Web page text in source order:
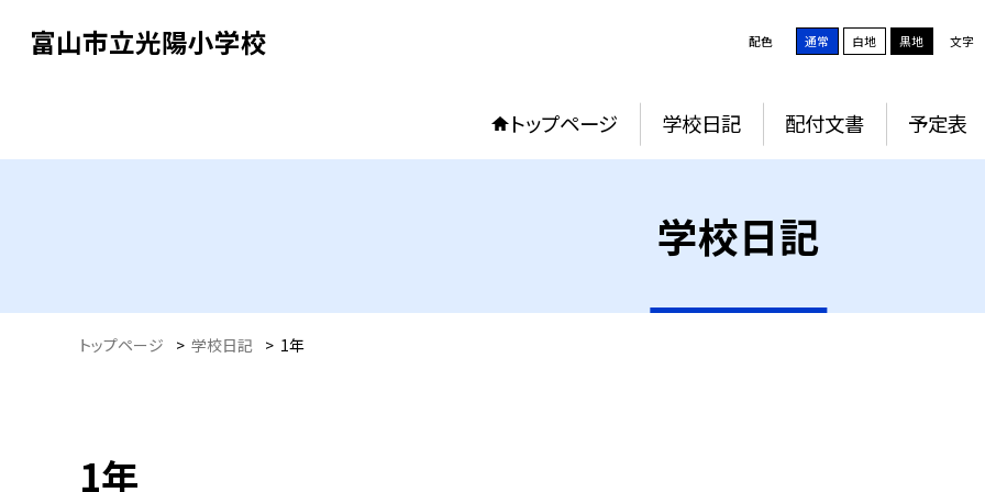
富山市立光陽小学校 配色 通常 白地 黒地 文字
トップページ 学校日記 配付文書 予定表
学校日記
トップページ > 学校日記 > 1年
1年